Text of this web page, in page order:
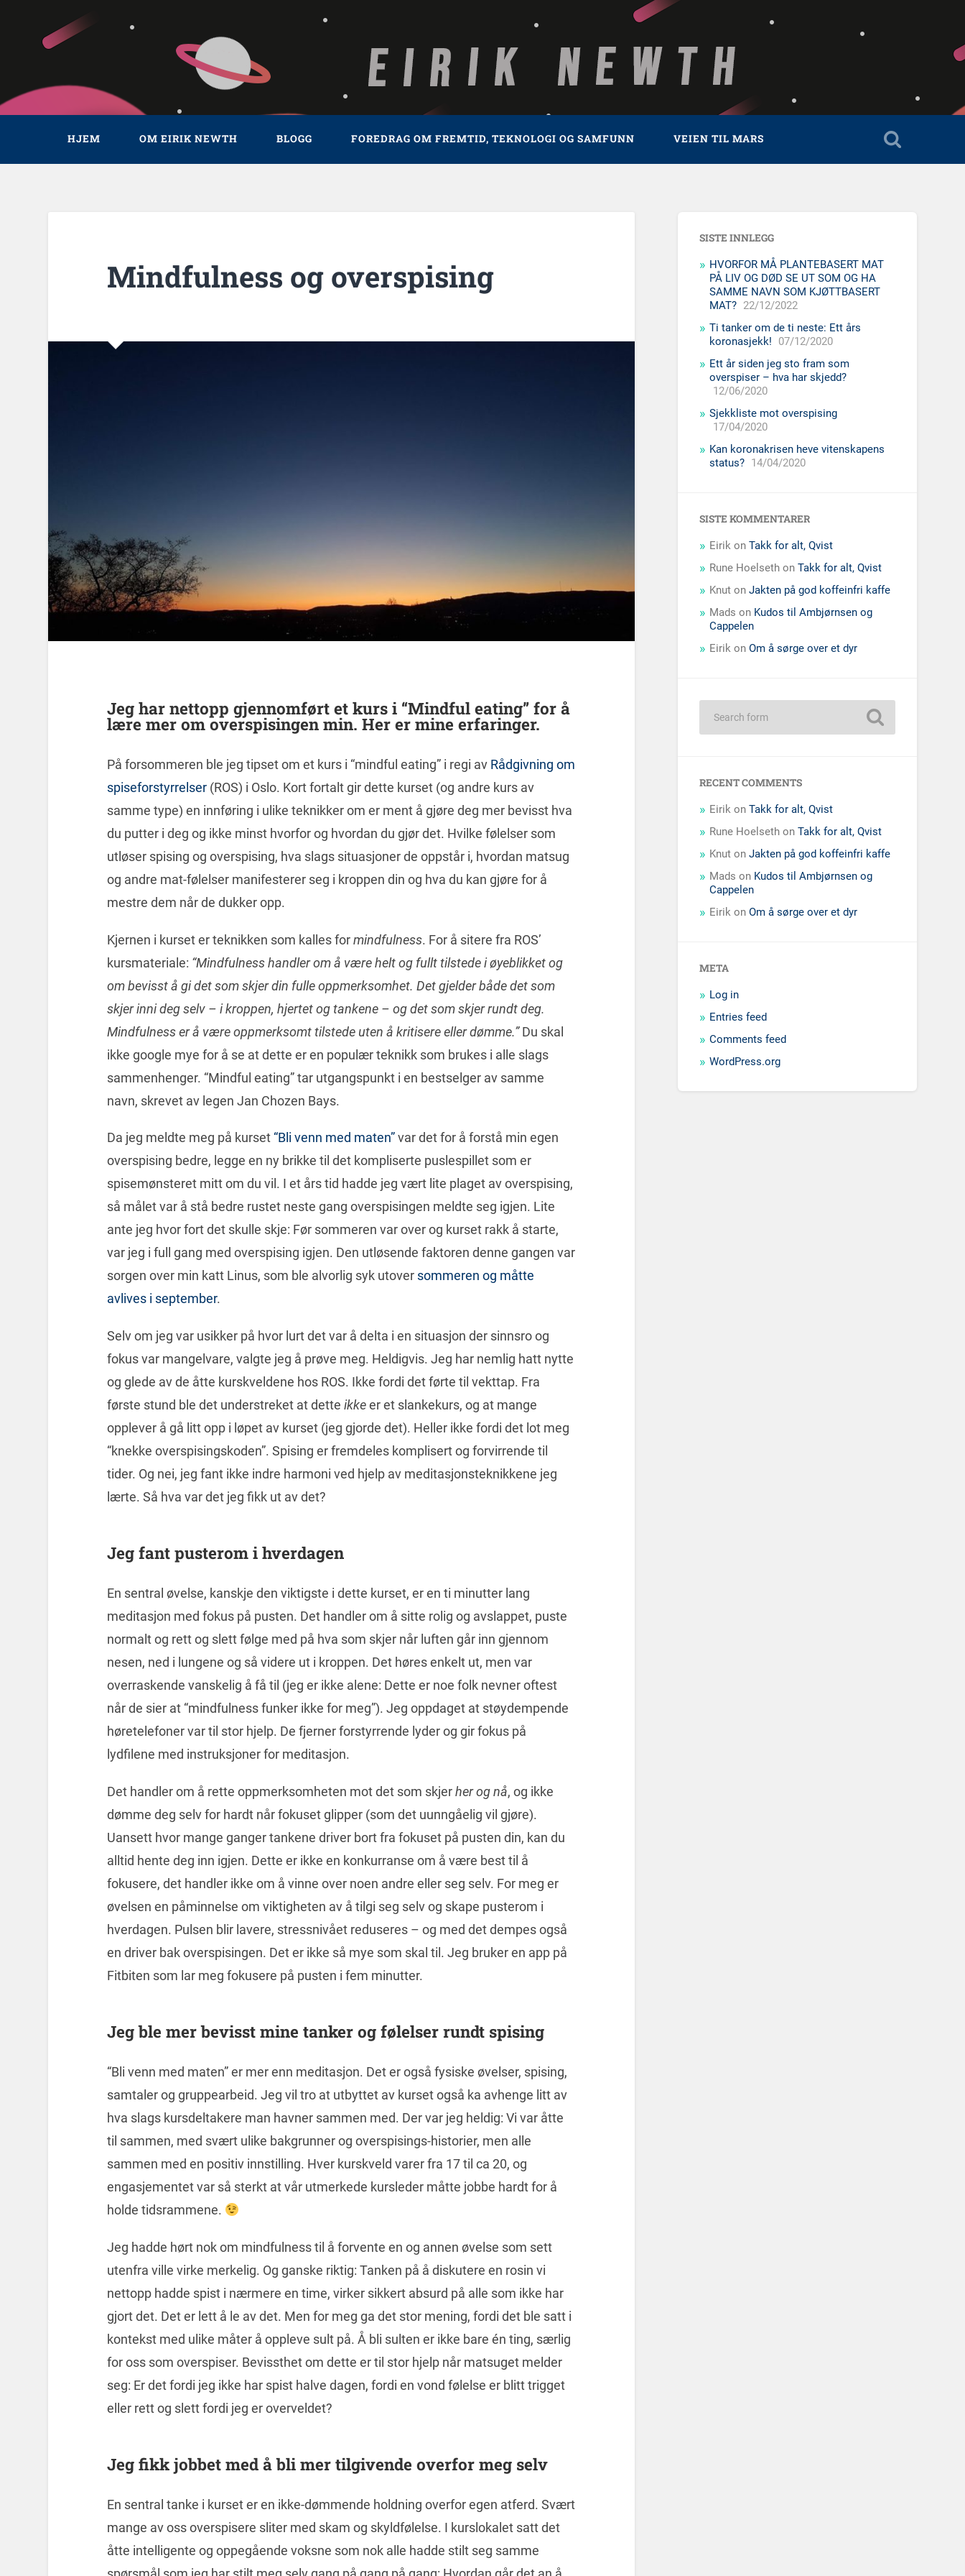
HJEM OM EIRIK NEWTH BLOGG FOREDRAG OM FREMTID, TEKNOLOGI OG SAMFUNN VEIEN TIL MARS
Mindfulness og overspising
Jeg har nettopp gjennomført et kurs i “Mindful eating” for å
lære mer om overspisingen min. Her er mine erfaringer.
På forsommeren ble jeg tipset om et kurs i “mindful eating” i regi av Rådgivning om
spiseforstyrrelser(ROS) i Oslo. Kort fortalt gir dette kurset (og andre kurs av
samme type) en innføring i ulike teknikker om er ment å gjøre deg mer bevisst hva
du putter i deg og ikke minst hvorfor og hvordan du gjør det. Hvilke følelser som
utløser spising og overspising, hva slags situasjoner de oppstår i, hvordan matsug
og andre mat-følelser manifesterer seg i kroppen din og hva du kan gjøre for å
mestre dem når de dukker opp.
Kjernen i kurset er teknikken som kalles formindfulness. For å sitere fra ROS’
kursmateriale: “Mindfulness handler om å være helt og fullt tilstede i øyeblikket og
om bevisst å gi det som skjer din fulle oppmerksomhet. Det gjelder både det som
skjer inni deg selv – i kroppen, hjertet og tankene – og det som skjer rundt deg.
Mindfulness er å være oppmerksomt tilstede uten å kritisere eller dømme.”Du skal
ikke google mye for å se at dette er en populær teknikk som brukes i alle slags
sammenhenger. “Mindful eating” tar utgangspunkt i en bestselger av samme
navn, skrevet av legen Jan Chozen Bays.
Da jeg meldte meg på kurset “Bli venn med maten”var det for å forstå min egen
overspising bedre, legge en ny brikke til det kompliserte puslespillet som er
spisemønsteret mitt om du vil. I et års tid hadde jeg vært lite plaget av overspising,
så målet var å stå bedre rustet neste gang overspisingen meldte seg igjen. Lite
ante jeg hvor fort det skulle skje: Før sommeren var over og kurset rakk å starte,
var jeg i full gang med overspising igjen. Den utløsende faktoren denne gangen var
sorgen over min katt Linus, som ble alvorlig syk utover sommeren og måtte
avlives i september.
Selv om jeg var usikker på hvor lurt det var å delta i en situasjon der sinnsro og
fokus var mangelvare, valgte jeg å prøve meg. Heldigvis. Jeg har nemlig hatt nytte
og glede av de åtte kurskveldene hos ROS. Ikke fordi det førte til vekttap. Fra
første stund ble det understreket at dette ikkeer et slankekurs, og at mange
opplever å gå litt opp i løpet av kurset (jeg gjorde det). Heller ikke fordi det lot meg
“knekke overspisingskoden”. Spising er fremdeles komplisert og forvirrende til
tider. Og nei, jeg fant ikke indre harmoni ved hjelp av meditasjonsteknikkene jeg
lærte. Så hva var det jeg fikk ut av det?
Jeg fant pusterom i hverdagen
En sentral øvelse, kanskje den viktigste i dette kurset, er en ti minutter lang
meditasjon med fokus på pusten. Det handler om å sitte rolig og avslappet, puste
normalt og rett og slett følge med på hva som skjer når luften går inn gjennom
nesen, ned i lungene og så videre ut i kroppen. Det høres enkelt ut, men var
overraskende vanskelig å få til (jeg er ikke alene: Dette er noe folk nevner oftest
når de sier at “mindfulness funker ikke for meg”). Jeg oppdaget at støydempende
høretelefoner var til stor hjelp. De fjerner forstyrrende lyder og gir fokus på
lydfilene med instruksjoner for meditasjon.
Det handler om å rette oppmerksomheten mot det som skjerher og nå, og ikke
dømme deg selv for hardt når fokuset glipper (som det uunngåelig vil gjøre).
Uansett hvor mange ganger tankene driver bort fra fokuset på pusten din, kan du
alltid hente deg inn igjen. Dette er ikke en konkurranse om å være best til å
fokusere, det handler ikke om å vinne over noen andre eller seg selv. For meg er
øvelsen en påminnelse om viktigheten av å tilgi seg selv og skape pusterom i
hverdagen. Pulsen blir lavere, stressnivået reduseres – og med det dempes også
en driver bak overspisingen. Det er ikke så mye som skal til. Jeg bruker en app på
Fitbiten som lar meg fokusere på pusten i fem minutter.
Jeg ble mer bevisst mine tanker og følelser rundt spising
“Bli venn med maten” er mer enn meditasjon. Det er også fysiske øvelser, spising,
samtaler og gruppearbeid. Jeg vil tro at utbyttet av kurset også ka avhenge litt av
hva slags kursdeltakere man havner sammen med. Der var jeg heldig: Vi var åtte
til sammen, med svært ulike bakgrunner og overspisings-historier, men alle
sammen med en positiv innstilling. Hver kurskveld varer fra 17 til ca 20, og
engasjementet var så sterkt at vår utmerkede kursleder måtte jobbe hardt for å
holde tidsrammene.
Jeg hadde hørt nok om mindfulness til å forvente en og annen øvelse som sett
utenfra ville virke merkelig. Og ganske riktig: Tanken på å diskutere en rosin vi
nettopp hadde spist i nærmere en time, virker sikkert absurd på alle som ikke har
gjort det. Det er lett å le av det. Men for meg ga det stor mening, fordi det ble satt i
kontekst med ulike måter å oppleve sult på. Å bli sulten er ikke bare én ting, særlig
for oss som overspiser. Bevissthet om dette er til stor hjelp når matsuget melder
seg: Er det fordi jeg ikke har spist halve dagen, fordi en vond følelse er blitt trigget
eller rett og slett fordi jeg er overveldet?
Jeg fikk jobbet med å bli mer tilgivende overfor meg selv
En sentral tanke i kurset er en ikke-dømmende holdning overfor egen atferd. Svært
mange av oss overspisere sliter med skam og skyldfølelse. I kurslokalet satt det
åtte intelligente og oppegående voksne som nok alle hadde stilt seg samme
SISTE INNLEGG
HVORFOR MÅ PLANTEBASERT MAT
PÅ LIV OG DØD SE UT SOM OG HA
SAMME NAVN SOM KJØTTBASERT
MAT? 22/12/2022
Ti tanker om de ti neste: Ett års
koronasjekk!
07/12/2020
Ett år siden jeg sto fram som
overspiser – hva har skjedd?
12/06/2020
Sjekkliste mot overspising
17/04/2020
Kan koronakrisen heve vitenskapens
status? 14/04/2020
SISTE KOMMENTARER
Eirik onTakk for alt, Qvist
Rune Hoelseth onTakk for alt, Qvist
Knut onJakten på god koffeinfri kaffe
Mads on Kudos til Ambjørnsen og
Cappelen
Eirik onOm å sørge over et dyr
RECENT COMMENTS
Eirik onTakk for alt, Qvist
Rune Hoelseth onTakk for alt, Qvist
Knut onJakten på god koffeinfri kaffe
Mads on Kudos til Ambjørnsen og
Cappelen
Eirik onOm å sørge over et dyr
META
Log in
Entries feed
Comments feed
WordPress.org